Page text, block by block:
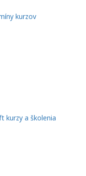
kurzov
kurzy a školenia